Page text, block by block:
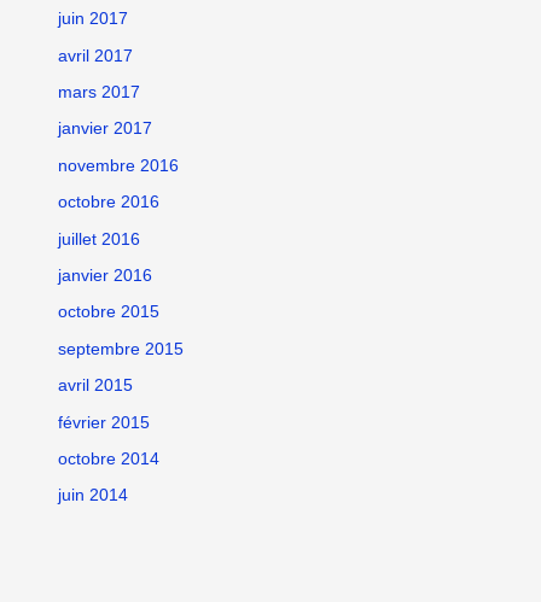
juin 2017
avril 2017
mars 2017
janvier 2017
novembre 2016
octobre 2016
juillet 2016
janvier 2016
octobre 2015
septembre 2015
avril 2015
février 2015
octobre 2014
juin 2014